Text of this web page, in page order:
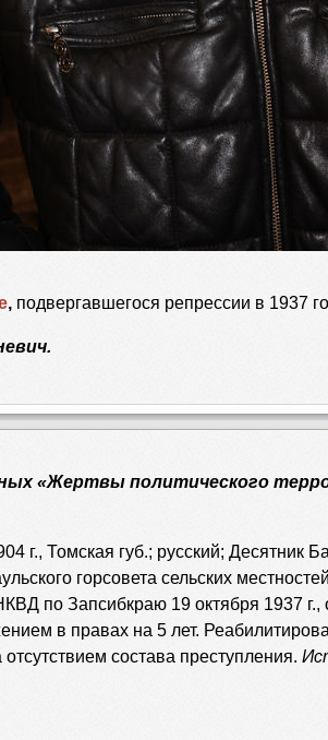
, подвергавшегося репрессии в 1937
«Жертвы политического
г., Томская губ.; русский; Десятник
горсовета сельских
по Запсибкраю 19 октября 1937 г.,
в правах на 5 лет.
состава преступления.